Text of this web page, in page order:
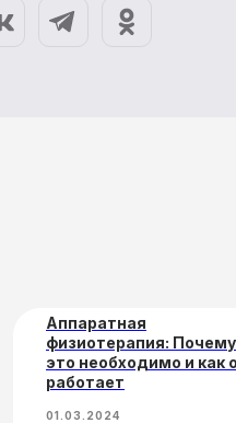
Аппаратная
физиотерапия: Почему
это необходимо и как
работает
01.03.2024